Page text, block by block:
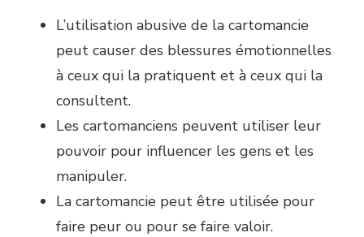
L’utilisation abusive de la cartomancie
peut causer des blessures émotionnelles
à ceux qui la pratiquent et à ceux qui la
consultent.
Les cartomanciens peuvent utiliser leur
pouvoir pour influencer les gens et les
manipuler.
La cartomancie peut être utilisée pour
faire peur ou pour se faire valoir.